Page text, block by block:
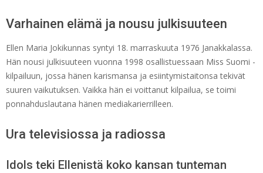
Varhainen elämä ja nousu julkisuuteen
Ellen Maria Jokikunnas syntyi 18. marraskuuta 1976 Janakkalassa.
Hän nousi julkisuuteen vuonna 1998 osallistuessaan Miss Suomi -
kilpailuun, jossa hänen karismansa ja esiintymistaitonsa tekivät
suuren vaikutuksen. Vaikka hän ei voittanut kilpailua, se toimi
ponnahduslautana hänen mediakarierrilleen.
Ura televisiossa ja radiossa
Idols teki Ellenistä koko kansan tunteman